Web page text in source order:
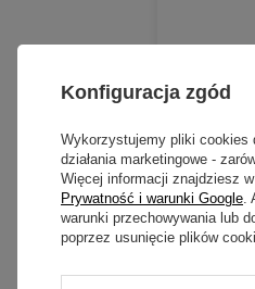
Konfiguracja zgód
Wykorzystujemy pliki cookies
działania marketingowe -
Więcej informacji znajdziesz w
Prywatność i warunki Google
warunki przechowywania lub
poprzez usunięcie plików